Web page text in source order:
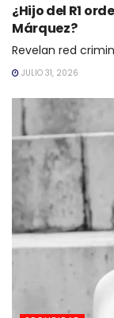
¿Hijo del R1
Márquez?
Revelan red
JULIO 31, 2026